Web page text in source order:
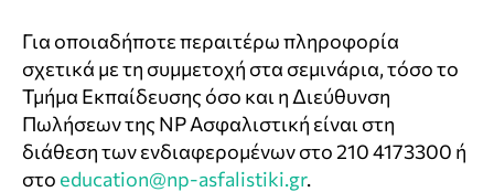
Για οποιαδήποτε περαιτέρω πληροφορία
σχετικά με τη συμμετοχή στα σεμινάρια, τόσο το
Τμήμα Εκπαίδευσης όσο και η Διεύθυνση
Πωλήσεων της NP Ασφαλιστική είναι στη
διάθεση των ενδιαφερομένων στο 210 4173300 ή
στο education@np-asfalistiki.gr.